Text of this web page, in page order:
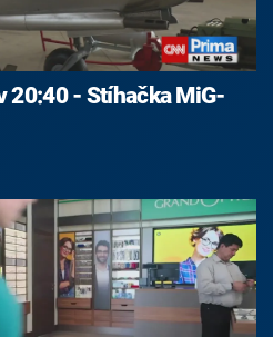
20:40 - Stíhačka MiG-